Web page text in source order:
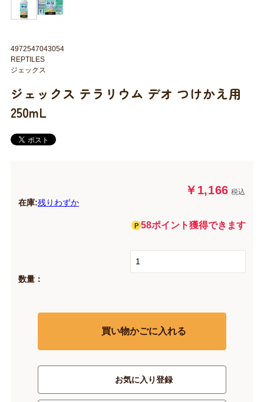
ジェックス テラリウム デオ つけかえ用
250mL
￥1,166 税込
在庫:残りわずか
58ポイント獲得できます
数量：
買い物かごに入れる
お気に入り登録
4972547043054
REPTILES
ジェックス